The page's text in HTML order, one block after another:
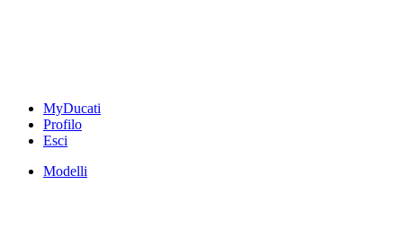
MyDucati
Profilo
Esci
Modelli